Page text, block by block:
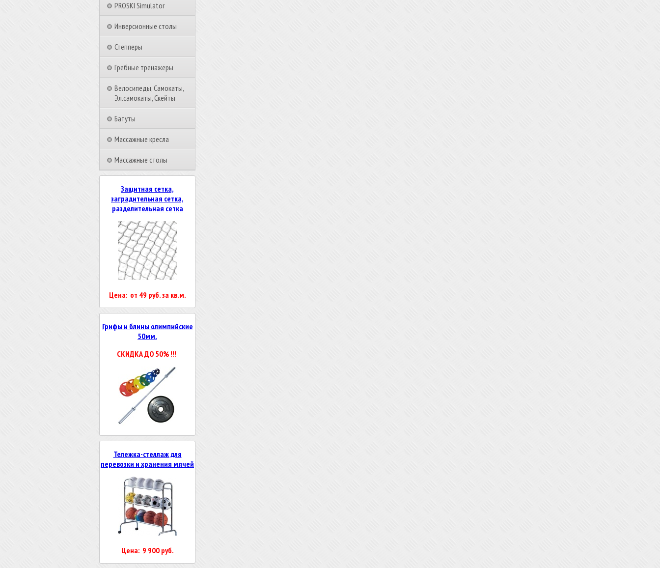
PROSKI Simulator
Инверсионные столы
Степперы
Гребные тренажеры
Велосипеды, Самокаты,
Эл.самокаты, Скейты
Батуты
Массажные кресла
Массажные столы
Защитная сетка,
заградительная сетка,
разделительная сетка
Цена: от 49 руб. за кв.м.
Грифы и блины олимпийские
50мм.
СКИДКА ДО 50% !!!
Тележка-стеллаж для
перевозки и хранения мячей
Цена: 9 900 руб.